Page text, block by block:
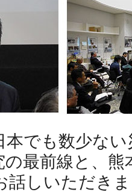
でも数少ない
の最前線と、
話しいただき